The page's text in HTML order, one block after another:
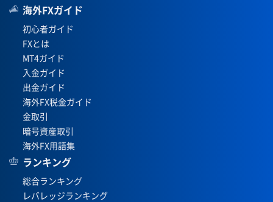
海外FXガイド
初心者ガイド
FXとは
MT4ガイド
入金ガイド
出金ガイド
海外FX税金ガイド
金取引
暗号資産取引
海外FX用語集
ランキング
総合ランキング
レバレッジランキング